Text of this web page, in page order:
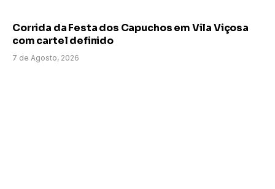
Corrida da Festa dos Capuchos em Vila Viçosa
com cartel definido
7 de Agosto, 2026